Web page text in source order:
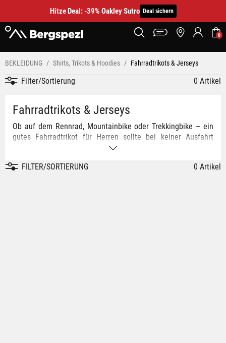
Hitze Deal: -39% Oakley Sutro Deal sichern
0
BEKLEIDUNG Shirts, Trikots & Hoodies Fahrradtrikots & Jerseys
Filter/Sortierung 0 Artikel
Fahrradtrikots & Jerseys
Ob auf dem Rennrad, Mountainbike oder Trekkingbike – ein
gutes Fahrradtrikot für Herren sollte bei keiner Ausfahrt
fehlen. Die Modelle reichen dabei von kurzärmlig über
Je nach Einsatzzweck unterscheiden sich die Schnitte,
FILTER/SORTIERUNG 0 Artikel